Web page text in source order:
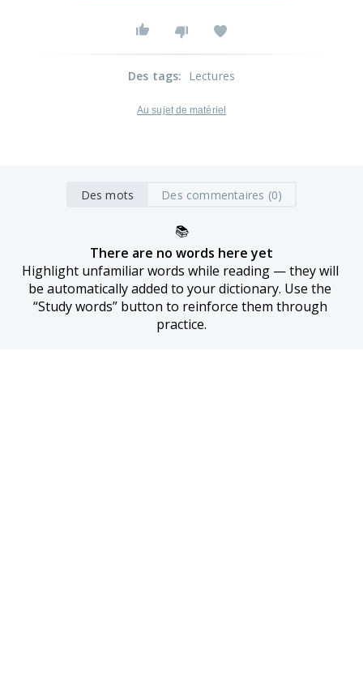
Des tags: Lectures
Au sujet de matériel
Des mots Des commentaires (0)
📚
There are no words here yet
Highlight unfamiliar words while reading — they will
be automatically added to your dictionary. Use the
“Study words” button to reinforce them through
practice.